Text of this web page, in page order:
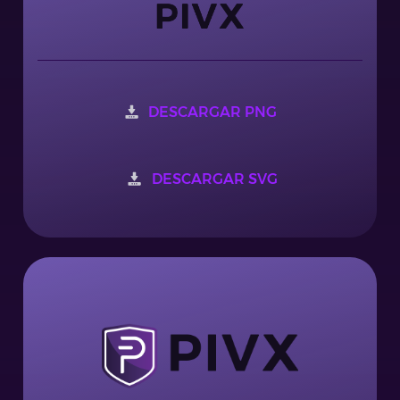
DESCARGAR PNG
DESCARGAR SVG